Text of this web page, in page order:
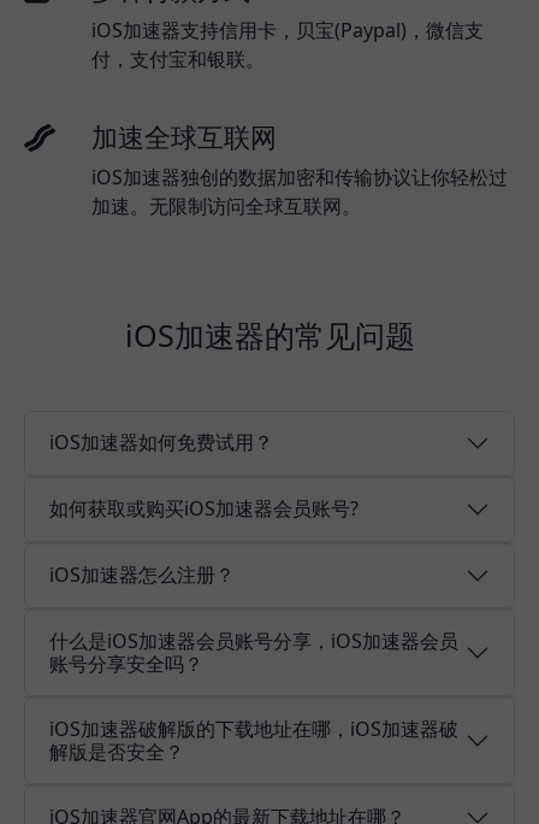
iOS加速器支持信用卡，贝宝(Paypal)，微信支
付，支付宝和银联。
加速全球互联网
iOS加速器独创的数据加密和传输协议让你轻松过
加速。无限制访问全球互联网。
iOS加速器的常见问题
iOS加速器如何免费试用？
如何获取或购买iOS加速器会员账号?
iOS加速器怎么注册？
什么是iOS加速器会员账号分享，iOS加速器会员
账号分享安全吗？
iOS加速器破解版的下载地址在哪，iOS加速器破
解版是否安全？
iOS加速器官网App的最新下载地址在哪？